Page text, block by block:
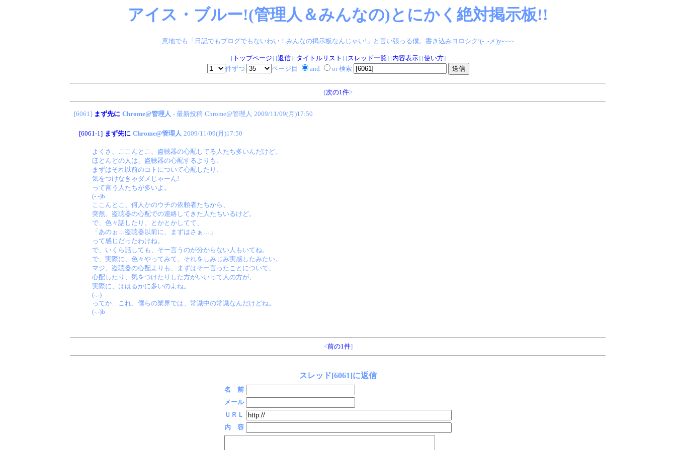
アイス・ブルー!(管理人＆みんなの)とにかく絶対掲示板!!
意地でも「日記でもブログでもないわい！みんなの掲示板なんじゃい!」と言い張っる僕。書き込みヨロシク!(-_-メ)y-~~~
[トップページ] [返信] [タイトルリスト ] [スレッド一覧] [内容表示] [使い方]
件ずつ
ページ目 and or 検索
[次の1件>
[6061] まず先に Chrome@管理人 - 最新投稿 Chrome@管理人 2009/11/09(月)17:50
[6061-1] まず先に Chrome@管理人 2009/11/09(月)17:50
よくさ、ここんとこ、盗聴器の心配してる人たち多いんだけど。
ほとんどの人は、盗聴器の心配するよりも、
まずはそれ以前のコトについて心配したり、
気をつけなきゃダメじゃーん!
って言う人たちが多いよ。
(-.-)b
ここんとこ、何人かのウチの依頼者たちから、
突然、盗聴器の心配での連絡してきた人たちいるけど。
で、色々話したり、とかとかしてて、
「あのぉ…盗聴器以前に、まずはさぁ…」
って感じだったわけね。
で、いくら話しても、そー言うのが分からない人もいてね。
で、実際に、色々やってみて、それをしみじみ実感したみたい。
マジ、盗聴器の心配よりも、まずはそー言ったことについて、
心配したり、気をつけたりした方がいいって人の方が、
実際に、ははるかに多いのよね。
(-.-)
ってか…これ、僕らの業界では、常識中の常識なんだけどね。
(-.-)b
<前の1件]
スレッド[6061]に返信
名 前
メール
ＵＲＬ
内 容